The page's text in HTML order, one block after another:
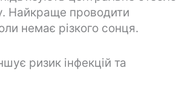
Найкраще проводити
немає різкого сонця.
ризик інфекцій та